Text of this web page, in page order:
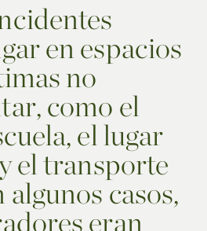
en espacios
no
como el
el lugar
el transporte
casos,
eran